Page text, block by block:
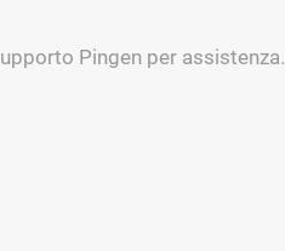
Pingen per assistenza.